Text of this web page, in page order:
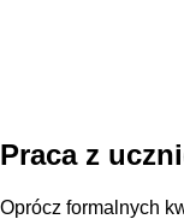
Praca z
Oprócz formalnych